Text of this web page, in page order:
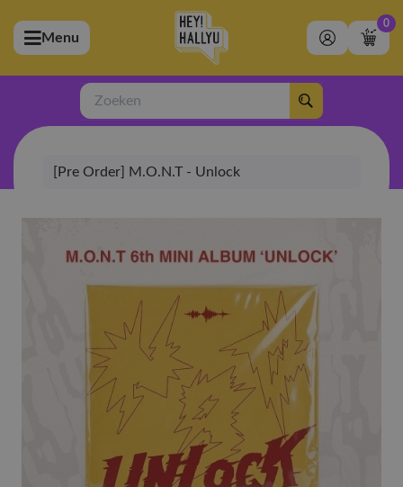
(Artiesten)
(Merchandise)
(Exclusive)
(Winkel)
Menu
0
Zoeken
[Pre Order] M.O.N.T - Unlock